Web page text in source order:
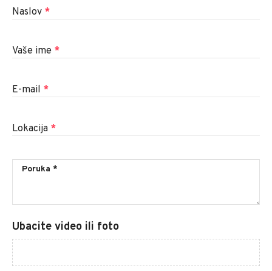
Naslov *
Vaše ime *
E-mail *
Lokacija *
Ubacite video ili foto